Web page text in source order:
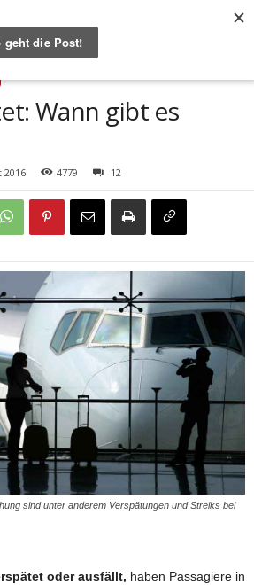
Wann gibt es Geld?
Wann gibt es
2016 4779 12
sind unter anderem Verspätungen und Streiks bei
oder ausfällt, haben Passagiere in